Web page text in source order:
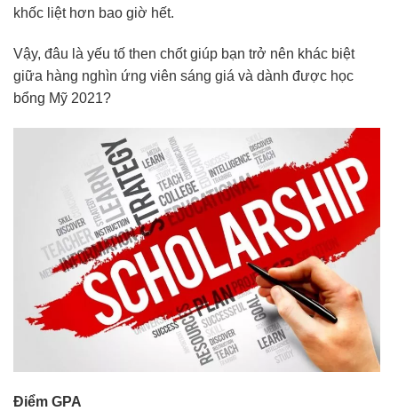
khốc liệt hơn bao giờ hết.
Vậy, đâu là yếu tố then chốt giúp bạn trở nên khác biệt
giữa hàng nghìn ứng viên sáng giá và dành được học
bổng Mỹ 2021?
Điểm GPA